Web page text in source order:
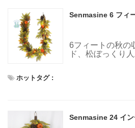
6フィートの秋の
ド、松ぼっくり
ホットタグ :